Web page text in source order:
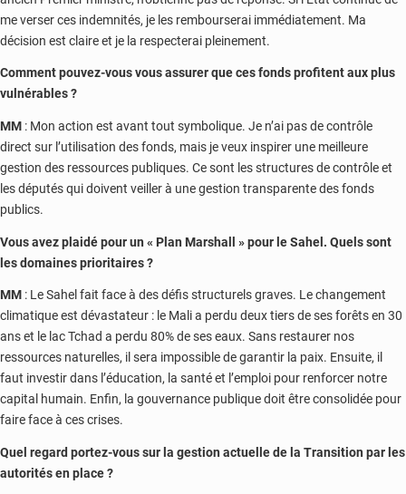
me verser ces indemnités, je les rembourserai immédiatement. Ma
décision est claire et je la respecterai pleinement.
Comment pouvez-vous vous assurer que ces fonds profitent aux plus
vulnérables ?
MM : Mon action est avant tout symbolique. Je n’ai pas de contrôle
direct sur l’utilisation des fonds, mais je veux inspirer une meilleure
gestion des ressources publiques. Ce sont les structures de contrôle et
les députés qui doivent veiller à une gestion transparente des fonds
publics.
Vous avez plaidé pour un « Plan Marshall » pour le Sahel. Quels sont
les domaines prioritaires ?
MM : Le Sahel fait face à des défis structurels graves. Le changement
climatique est dévastateur : le Mali a perdu deux tiers de ses forêts en 30
ans et le lac Tchad a perdu 80% de ses eaux. Sans restaurer nos
ressources naturelles, il sera impossible de garantir la paix. Ensuite, il
faut investir dans l’éducation, la santé et l’emploi pour renforcer notre
capital humain. Enfin, la gouvernance publique doit être consolidée pour
faire face à ces crises.
Quel regard portez-vous sur la gestion actuelle de la Transition par les
autorités en place ?